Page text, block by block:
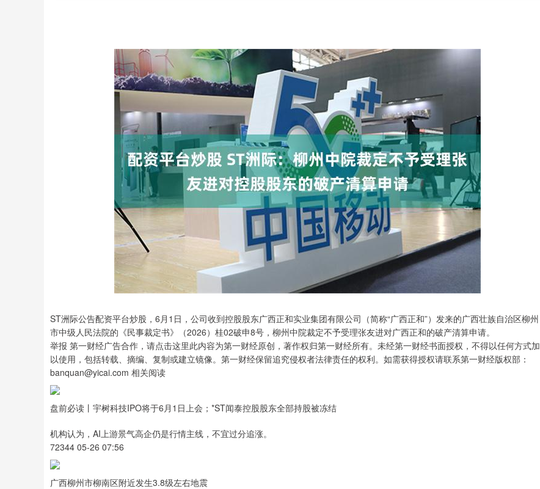
ST洲际公告配资平台炒股，6月1日，公司收到控股股东广西正和实业集团有限公司（简称“广西正和”）发来的广西壮族自治区柳州
市中级人民法院的《民事裁定书》（2026）桂02破申8号，柳州中院裁定不予受理张友进对广西正和的破产清算申请。
举报 第一财经广告合作，请点击这里此内容为第一财经原创，著作权归第一财经所有。未经第一财经书面授权，不得以任何方式加
以使用，包括转载、摘编、复制或建立镜像。第一财经保留追究侵权者法律责任的权利。如需获得授权请联系第一财经版权部：
banquan@yicai.com 相关阅读
盘前必读丨宇树科技IPO将于6月1日上会；*ST闻泰控股股东全部持股被冻结
机构认为，AI上游景气高企仍是行情主线，不宜过分追涨。
72344 05-26 07:56
广西柳州市柳南区附近发生3.8级左右地震